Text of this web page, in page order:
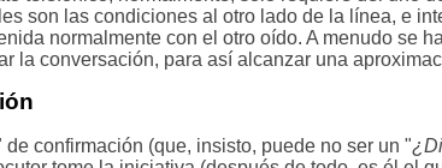
son las condiciones al otro lado de la línea, e
normalmente con el otro oído. A menudo se
la conversación, para así alcanzar una
de confirmación (que, insisto, puede no ser un "